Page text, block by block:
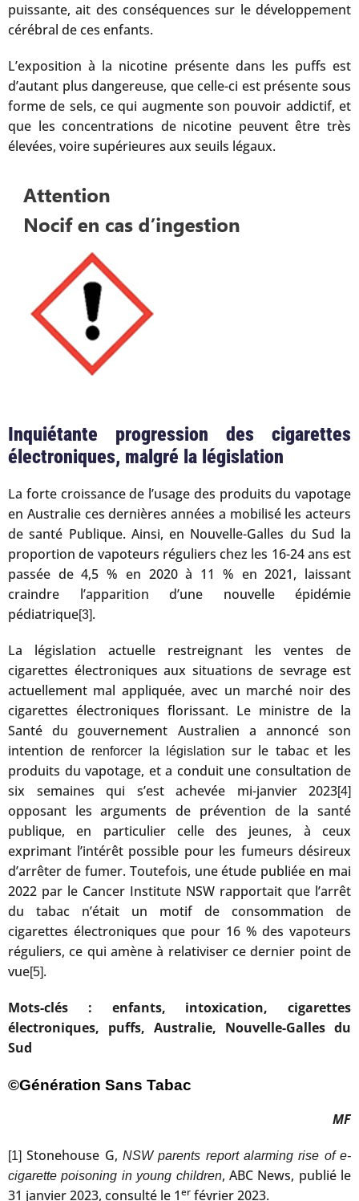
puissante, ait des conséquences sur le développement
cérébral de ces enfants.
L’exposition à la nicotine présente dans les puffs est
d’autant plus dangereuse, que celle-ci est présente sous
forme de sels, ce qui augmente son pouvoir addictif, et
que les concentrations de nicotine peuvent être très
élevées, voire supérieures aux seuils légaux.
Inquiétante progression des cigarettes
électroniques, malgré la législation
La forte croissance de l’usage des produits du vapotage
en Australie ces dernières années a mobilisé les acteurs
de santé Publique. Ainsi, en Nouvelle-Galles du Sud la
proportion de vapoteurs réguliers chez les 16-24 ans est
passée de 4,5 % en 2020 à 11 % en 2021, laissant
craindre l’apparition d’une nouvelle épidémie
pédiatrique[3].
La législation actuelle restreignant les ventes de
cigarettes électroniques aux situations de sevrage est
actuellement mal appliquée, avec un marché noir des
cigarettes électroniques florissant. Le ministre de la
Santé du gouvernement Australien a annoncé son
intention de renforcer la législation sur le tabac et les
produits du vapotage, et a conduit une consultation de
six semaines qui s’est achevée mi-janvier 2023[4]
opposant les arguments de prévention de la santé
publique, en particulier celle des jeunes, à ceux
exprimant l’intérêt possible pour les fumeurs désireux
d’arrêter de fumer. Toutefois, une étude publiée en mai
2022 par le Cancer Institute NSW rapportait que l’arrêt
du tabac n’était un motif de consommation de
cigarettes électroniques que pour 16 % des vapoteurs
réguliers, ce qui amène à relativiser ce dernier point de
vue[5].
Mots-clés : enfants, intoxication, cigarettes
électroniques, puffs, Australie, Nouvelle-Galles du
Sud
©Génération Sans Tabac
MF
[1] Stonehouse G, NSW parents report alarming rise of e-
cigarette poisoning in young children, ABC News, publié le
31 janvier 2023, consulté le 1er février 2023.